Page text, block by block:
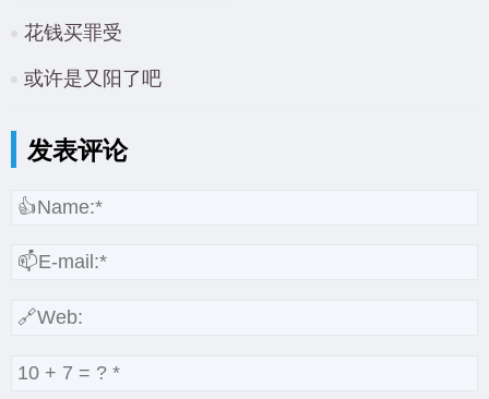
花钱买罪受
或许是又阳了吧
发表评论